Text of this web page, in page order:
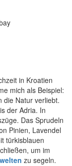
in Kroatien
mich als Beispiel:
die Natur verliebt.
der Adria. In
Das Sprudeln
Pinien, Lavendel
türkisblauen
um im
zu segeln.